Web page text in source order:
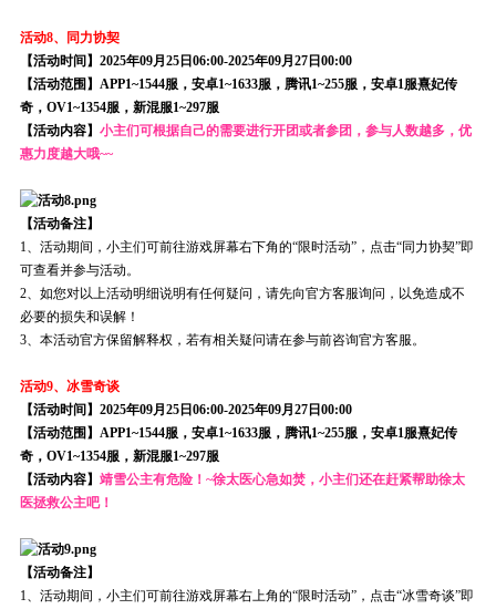
活动8、同力协契
【活动时间】2025年09月25日06:00-2025年09月27日00:00
【活动范围】APP1~1544服，安卓1~1633服，腾讯1~255服，安卓1服熹妃传
奇，OV1~1354服，新混服1~297服
【活动内容】 小主们可根据自己的需要进行开团或者参团，参与人数越多，优
惠力度越大哦~~
【活动备注】
1、活动期间，小主们可前往游戏屏幕右下角的“限时活动”，点击“同力协契”即
可查看并参与活动。
2、如您对以上活动明细说明有任何疑问，请先向官方客服询问，以免造成不
必要的损失和误解！
3、本活动官方保留解释权，若有相关疑问请在参与前咨询官方客服。
活动9、冰雪奇谈
【活动时间】2025年09月25日06:00-2025年09月27日00:00
【活动范围】APP1~1544服，安卓1~1633服，腾讯1~255服，安卓1服熹妃传
奇，OV1~1354服，新混服1~297服
【活动内容】 靖雪公主有危险！~徐太医心急如焚，小主们还在赶紧帮助徐太
医拯救公主吧！
【活动备注】
1、活动期间，小主们可前往游戏屏幕右上角的“限时活动”，点击“冰雪奇谈”即